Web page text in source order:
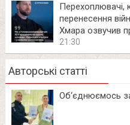
Перехоплювачі,
перенесення
Хмара озвучив
21:30
Авторські статті
Об‘єднюємось